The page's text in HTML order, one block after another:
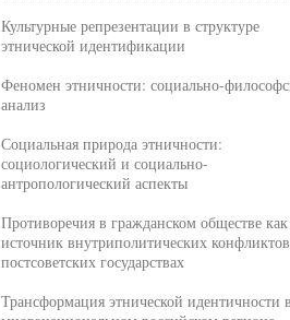
Культурные репрезентации в структуре
этнической идентификации
Феномен этничности: социально-
анализ
Социальная природа этничности:
социологический и социально-
антропологический аспекты
Противоречия в гражданском обществе как
источник внутриполитических
постсоветских государствах
Трансформация этнической идентичности в